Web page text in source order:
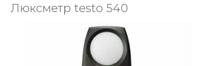
Люксметр testo 540